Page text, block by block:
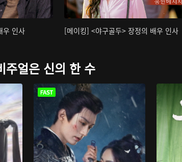
우 인사 [메이킹] <야구골두> 장정의 배우 인사
주얼은 신의 한 수